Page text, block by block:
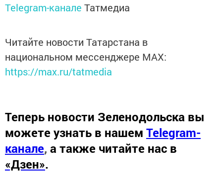
Telegram-канале Татмедиа
Читайте новости Татарстана в
национальном мессенджере MАХ:
https://max.ru/tatmedia
Теперь новости Зеленодольска вы
можете узнать в нашем Telegram-
канале, а также читайте нас в
«Дзен».